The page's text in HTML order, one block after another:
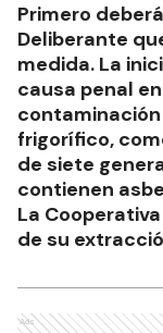
Primero
Deliberante
medida. La
causa penal
frigorífico,
de siete
contienen
La
de su
Ads